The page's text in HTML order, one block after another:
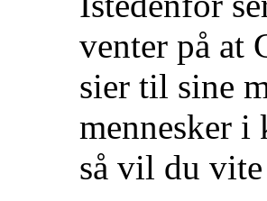
venter på at
sier til sine
mennesker
så vil du